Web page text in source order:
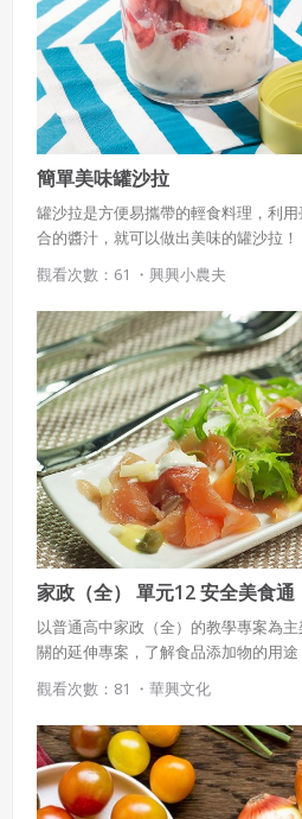
簡單美味罐沙拉
罐沙拉是方便易攜帶的輕食料理，利
合的醬汁，就可以做出美味的罐沙拉！
觀看次數：61 ・ 興興小農夫
家政（全） 單元12 安全美食通
以普通高中家政（全）的教學專案為
關的延伸專案，了解食品添加物的用
食品衛生安全危機。除此之外，也從成
的重要性。
觀看次數：81 ・ 華興文化